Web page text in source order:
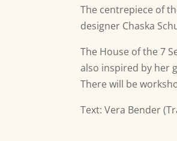
The centrepiece of
designer Chaska
The House of the 7
also inspired by her
There will be
Text: Vera Bender